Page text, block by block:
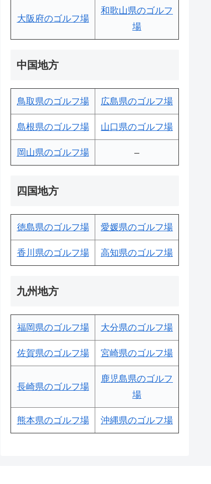
大阪府のゴルフ場
和歌山県のゴルフ
場
中国地方
鳥取県のゴルフ場 広島県のゴルフ場
島根県のゴルフ場 山口県のゴルフ場
岡山県のゴルフ場 –
四国地方
徳島県のゴルフ場 愛媛県のゴルフ場
香川県のゴルフ場 高知県のゴルフ場
九州地方
福岡県のゴルフ場 大分県のゴルフ場
佐賀県のゴルフ場 宮崎県のゴルフ場
長崎県のゴルフ場
鹿児島県のゴルフ
場
熊本県のゴルフ場 沖縄県のゴルフ場